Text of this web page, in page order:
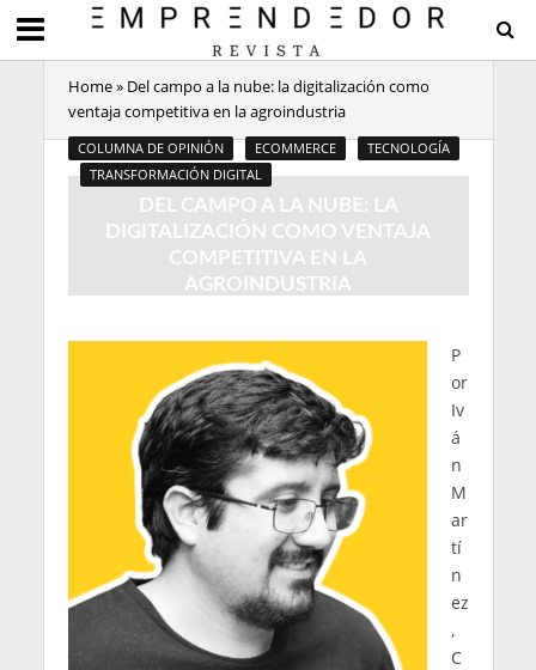
Home» Del campo a la nube: la digitalización como
ventaja competitiva en la agroindustria
COLUMNA DE OPINIÓN ECOMMERCE
TECNOLOGÍA
TRANSFORMACIÓN DIGITAL
DEL CAMPO A LA NUBE: LA
DIGITALIZACIÓN COMO VENTAJA
COMPETITIVA EN LA
AGROINDUSTRIA
P
or
Iv
á
n
M
ar
tí
n
ez
,
C